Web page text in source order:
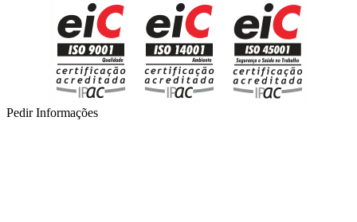
Pedir Informações